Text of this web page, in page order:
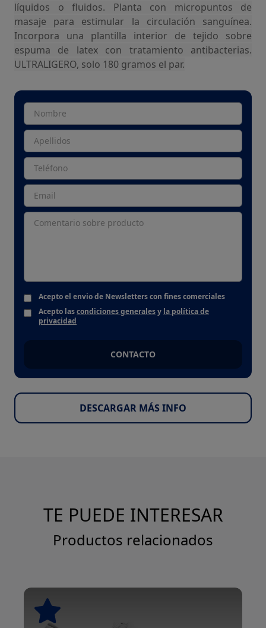
líquidos o fluidos. Planta con micropuntos de
masaje para estimular la circulación sanguínea.
Incorpora una plantilla interior de tejido sobre
espuma de latex con tratamiento antibacterias.
ULTRALIGERO, solo 180 gramos el par.
Acepto el envio de Newsletters con fines comerciales
Acepto lascondiciones generalesy la política de
privacidad
CONTACTO
DESCARGAR MÁS INFO
TE PUEDE INTERESAR
Productos relacionados